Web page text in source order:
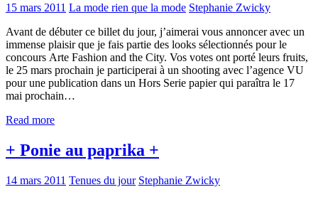
15 mars 2011 La mode rien que la mode Stephanie Zwicky
Avant de débuter ce billet du jour, j’aimerai vous annoncer avec un
immense plaisir que je fais partie des looks sélectionnés pour le
concours Arte Fashion and the City. Vos votes ont porté leurs fruits,
le 25 mars prochain je participerai à un shooting avec l’agence VU
pour une publication dans un Hors Serie papier qui paraîtra le 17
mai prochain…
Read more
+ Ponie au paprika +
14 mars 2011 Tenues du jour Stephanie Zwicky